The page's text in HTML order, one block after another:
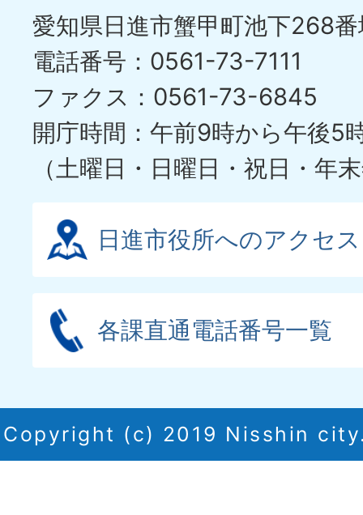
愛知県日進市蟹甲町池下268
電話番号：0561-73-7111
ファクス：0561-73-6845
開庁時間：午前9時から午後5
（土曜日・日曜日・祝日・年
日進市役所へのアクセス
各課直通電話番号一覧
Copyright (c) 2019 Nisshin